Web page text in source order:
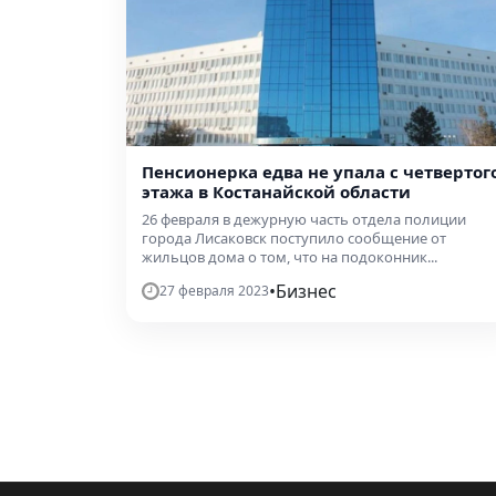
Пенсионерка едва не упала с
этажа в Костанайской области
26 февраля в дежурную часть отдела полиции
города Лисаковск поступило сообщение от
жильцов дома о том, что на подоконник...
27 февраля 2023•Бизнес